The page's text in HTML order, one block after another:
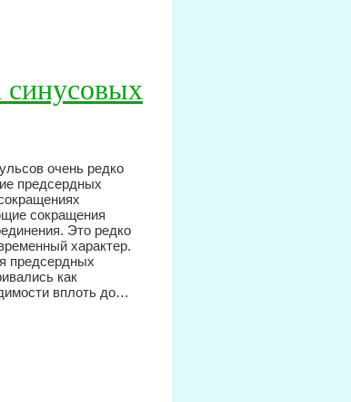
синусовых
очень редко
предсердных
сокращения
Это редко
характер.
предсердных
как
вплоть до…